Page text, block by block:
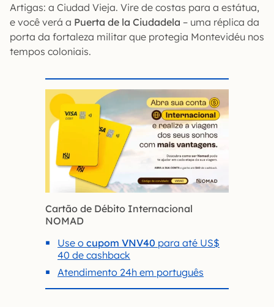
Artigas: a Ciudad Vieja. Vire de costas para a estátua,
e você verá a Puerta de la Ciudadela – uma réplica da
porta da fortaleza militar que protegia Montevidéu nos
tempos coloniais.
Cartão de Débito Internacional
NOMAD
Use o cupom VNV40 para até US$
40 de cashback
Atendimento 24h em português